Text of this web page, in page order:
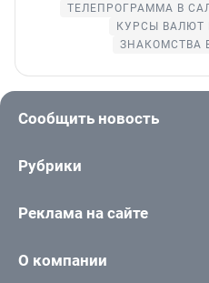
ТЕЛЕПРОГРАММА В
КУРСЫ ВАЛЮТ
ЗНАКОМСТВА
Сообщить новость
Рубрики
Реклама на сайте
О компании